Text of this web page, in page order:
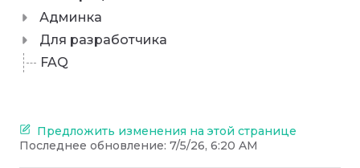
Админка
Для разработчика
FAQ
Предложить изменения на этой странице
Последнее обновление: 7/5/26, 6:20 AM